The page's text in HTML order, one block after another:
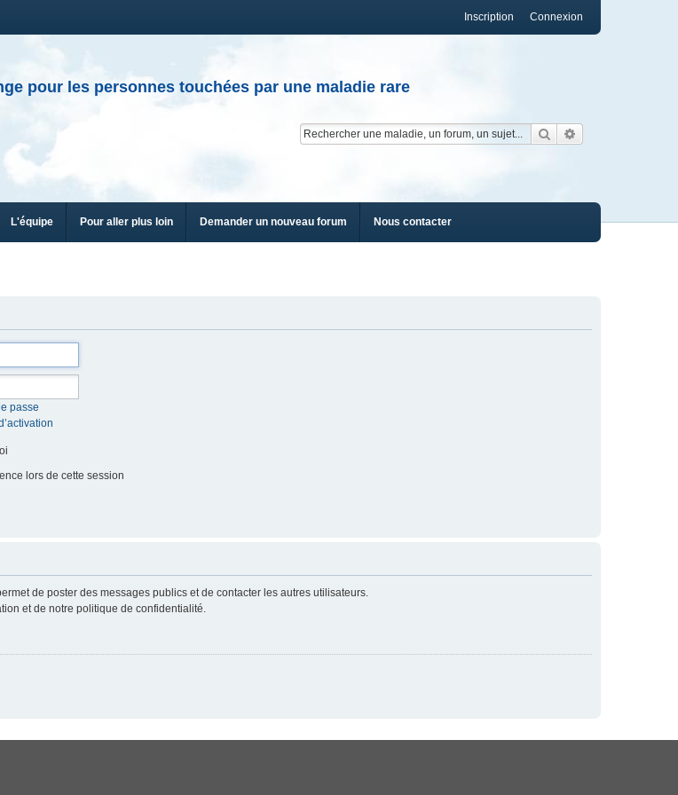
Connexion
Inscription
pour les personnes touchées par une maladie rare
Rechercher
L'équipe Pour aller plus loin Demander un nouveau forum Nous contacter
passe
lors de cette session
de poster des messages publics et de contacter les autres utilisateurs.
et de notre politique de confidentialité.